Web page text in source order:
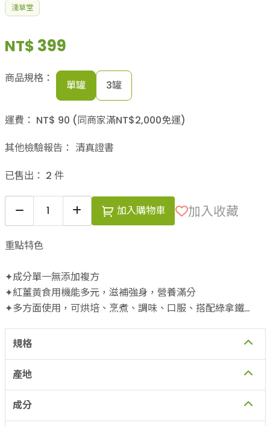
淺草堂
NT$ 399
商品規格：
單罐 3罐
運費： NT$ 90 (同商家滿NT$2,000免運)
其他檢驗報告： 清真證書
已售出： 2 件
加入購物車 加入收藏
重點特色
✦成分單一無添加複方
✦紅薑黃食用機能多元，滋補強身，營養滿分
✦多方面使用，可烘培、烹煮、調味、口服、搭配綠拿鐵
✦淺草堂於花蓮壽豐鄉東華有機專區自行生產有機紅薑黃原料
新選擇
✦全臺第一家同時擁有全有機農產品初級加工場、全有機食品
加工廠
------------------------------------------------
規格
產地
成分